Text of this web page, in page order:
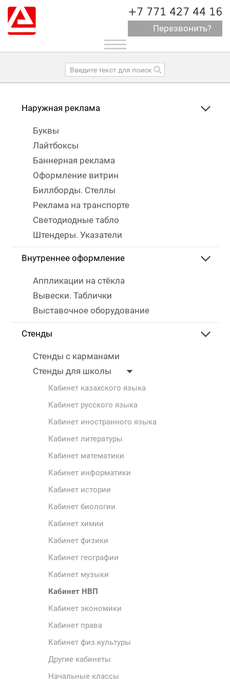
+7 771 427 44 16
Перезвонить?
Toggle
navigation
Наружная реклама
Буквы
Лайтбоксы
Баннерная реклама
Оформление витрин
Биллборды. Стеллы
Реклама на транспорте
Светодиодные табло
Штендеры. Указатели
Внутреннее оформление
Аппликации на стёкла
Вывески. Таблички
Выставочное оборудование
Стенды
Стенды с карманами
Стенды для школы
Кабинет казахского языка
Кабинет русского языка
Кабинет иностранного языка
Кабинет литературы
Кабинет математики
Кабинет информатики
Кабинет истории
Кабинет биологии
Кабинет химии
Кабинет физики
Кабинет географии
Кабинет музыки
Кабинет НВП
Кабинет экономики
Кабинет права
Кабинет физ.культуры
Другие кабинеты
Начальные классы